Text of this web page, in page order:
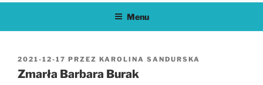
Menu
OPUBLIKOWANE
W
2021-12-17 PRZEZ KAROLINA SANDURSKA
Zmarła Barbara Burak